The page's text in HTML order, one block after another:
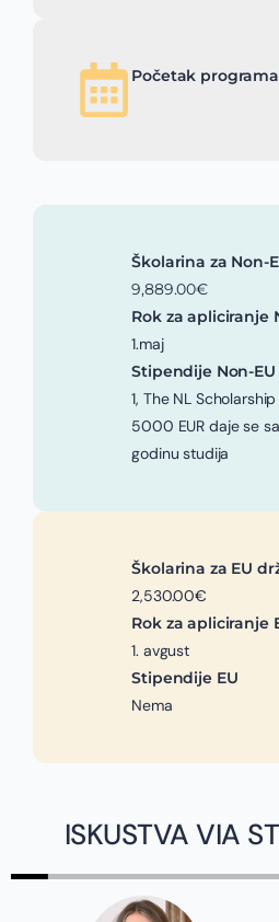
Početak
Školarina za Non-
9,889.00€
Rok za apliciranje
1.maj
Stipendije Non-EU
1, The NL Scholarship
5000 EUR daje se
godinu studija
Školarina za EU
2,530.00€
Rok za apliciranje
1. avgust
Stipendije EU
Nema
ISKUSTVA VIA